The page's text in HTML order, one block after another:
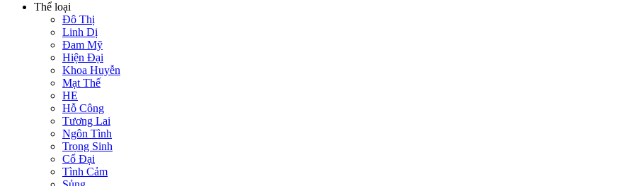
Thể loại
Đô Thị
Linh Dị
Đam Mỹ
Hiện Đại
Khoa Huyễn
Mạt Thế
HE
Hỗ Công
Tương Lai
Ngôn Tình
Trọng Sinh
Cổ Đại
Tình Cảm